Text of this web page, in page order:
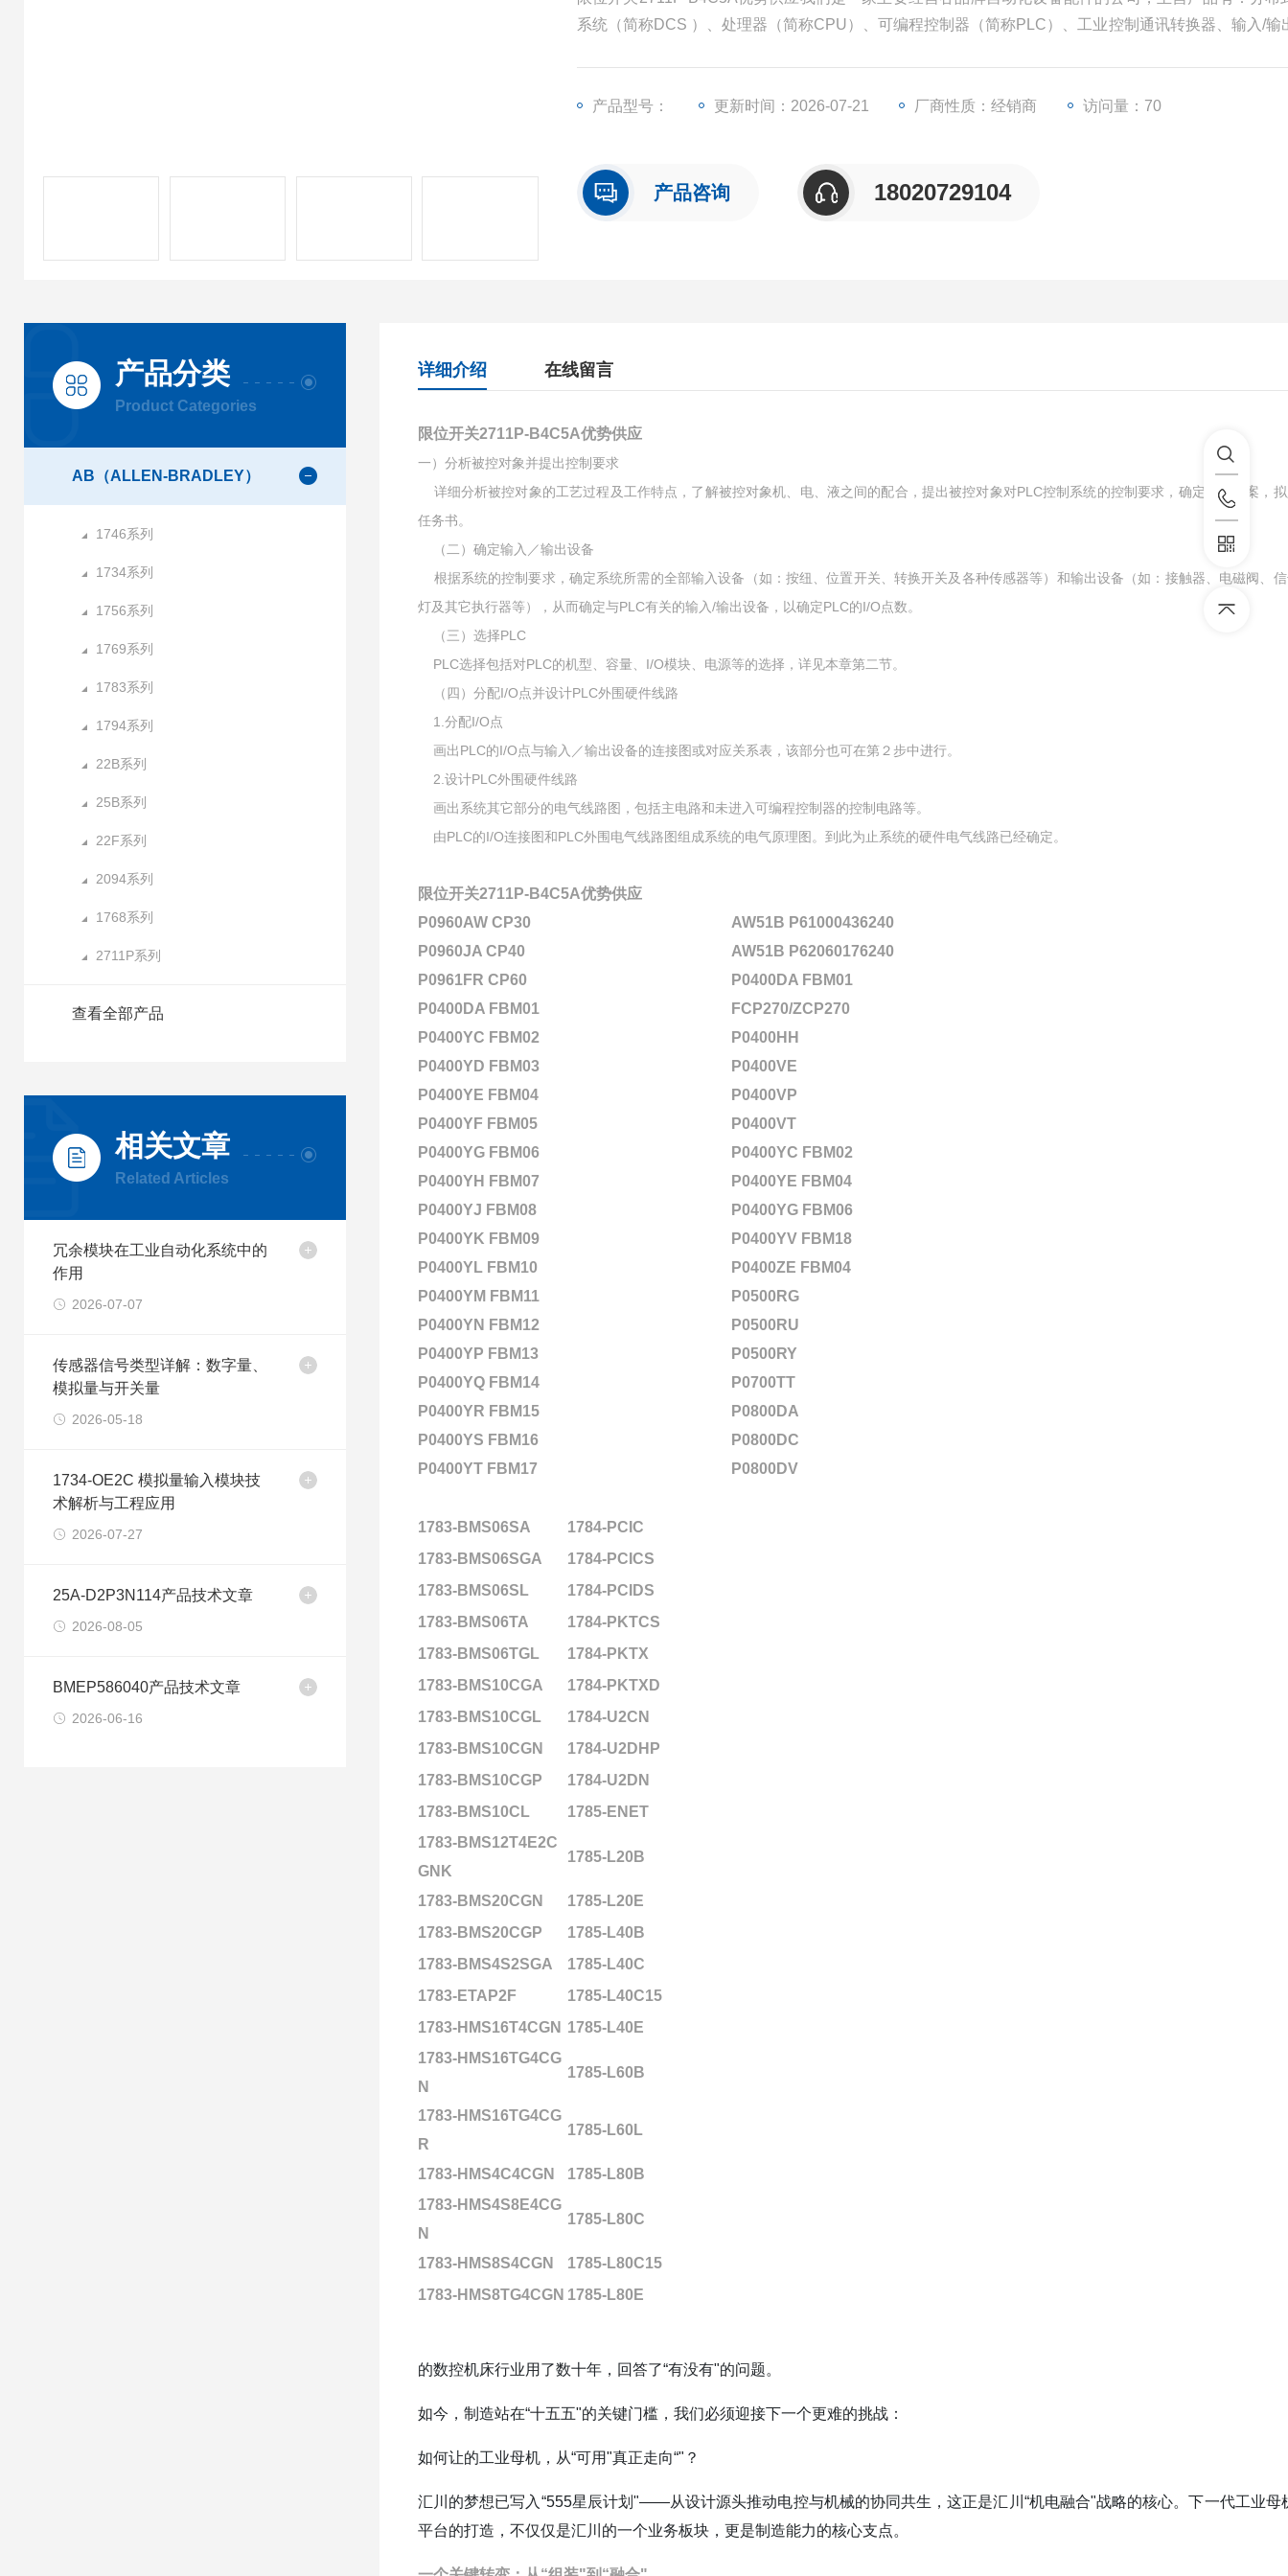
系统（简称DCS ）、处理器（简称CPU）、可编程控制器（简称PLC）、工业控制通讯转换器、输入/输
产品型号： 更新时间：2026-07-21 厂商性质：经销商 访问量：70
产品咨询 18020729104
产品分类
Product Categories
AB（ALLEN-BRADLEY）
1746系列
1734系列
1756系列
1769系列
1783系列
1794系列
22B系列
25B系列
22F系列
2094系列
1768系列
2711P系列
查看全部产品
相关文章
Related Articles
冗余模块在工业自动化系统中的
作用
2026-07-07
传感器信号类型详解：数字量、
模拟量与开关量
2026-05-18
1734-OE2C 模拟量输入模块技
术解析与工程应用
2026-07-27
25A-D2P3N114产品技术文章
2026-08-05
BMEP586040产品技术文章
2026-06-16
详细介绍 在线留言
限位开关2711P-B4C5A优势供应
一）分析被控对象并提出控制要求
详细分析被控对象的工艺过程及工作特点，了解被控对象机、电、液之间的配合，提出被控对象对PLC控制系统的控制要求，确定控制方案，
任务书。
（二）确定输入／输出设备
根据系统的控制要求，确定系统所需的全部输入设备（如：按纽、位置开关、转换开关及各种传感器等）和输出设备（如：接触器、电磁阀、
灯及其它执行器等），从而确定与PLC有关的输入/输出设备，以确定PLC的I/O点数。
（三）选择PLC
PLC选择包括对PLC的机型、容量、I/O模块、电源等的选择，详见本章第二节。
（四）分配I/O点并设计PLC外围硬件线路
1.分配I/O点
画出PLC的I/O点与输入／输出设备的连接图或对应关系表，该部分也可在第２步中进行。
2.设计PLC外围硬件线路
画出系统其它部分的电气线路图，包括主电路和未进入可编程控制器的控制电路等。
由PLC的I/O连接图和PLC外围电气线路图组成系统的电气原理图。到此为止系统的硬件电气线路已经确定。
限位开关2711P-B4C5A优势供应
P0960AW CP30
AW51B P61000436240
P0960JA CP40
AW51B P62060176240
P0961FR CP60
P0400DA FBM01
P0400DA FBM01
FCP270/ZCP270
P0400YC FBM02
P0400HH
P0400YD FBM03
P0400VE
P0400YE FBM04
P0400VP
P0400YF FBM05
P0400VT
P0400YG FBM06
P0400YC FBM02
P0400YH FBM07
P0400YE FBM04
P0400YJ FBM08
P0400YG FBM06
P0400YK FBM09
P0400YV FBM18
P0400YL FBM10
P0400ZE FBM04
P0400YM FBM11
P0500RG
P0400YN FBM12
P0500RU
P0400YP FBM13
P0500RY
P0400YQ FBM14
P0700TT
P0400YR FBM15
P0800DA
P0400YS FBM16
P0800DC
P0400YT FBM17
P0800DV
1783-BMS06SA
1784-PCIC
1783-BMS06SGA
1784-PCICS
1783-BMS06SL
1784-PCIDS
1783-BMS06TA
1784-PKTCS
1783-BMS06TGL
1784-PKTX
1783-BMS10CGA
1784-PKTXD
1783-BMS10CGL
1784-U2CN
1783-BMS10CGN
1784-U2DHP
1783-BMS10CGP
1784-U2DN
1783-BMS10CL
1785-ENET
1783-BMS12T4E2C
GNK
1785-L20B
1783-BMS20CGN
1785-L20E
1783-BMS20CGP
1785-L40B
1783-BMS4S2SGA
1785-L40C
1783-ETAP2F
1785-L40C15
1783-HMS16T4CGN 1785-L40E
1783-HMS16TG4CG
N
1785-L60B
1783-HMS16TG4CG
R
1785-L60L
1783-HMS4C4CGN
1785-L80B
1783-HMS4S8E4CG
N
1785-L80C
1783-HMS8S4CGN
1785-L80C15
1783-HMS8TG4CGN 1785-L80E
的数控机床行业用了数十年，回答了“有没有"的问题。
如今，制造站在“十五五"的关键门槛，我们必须迎接下一个更难的挑战：
如何让的工业母机，从“可用"真正走向“"？
汇川的梦想已写入“555星辰计划"——从设计源头推动电控与机械的协同共生，这正是汇川“机电融合"战略的核心。下一代工业母
平台的打造，不仅仅是汇川的一个业务板块，更是制造能力的核心支点。